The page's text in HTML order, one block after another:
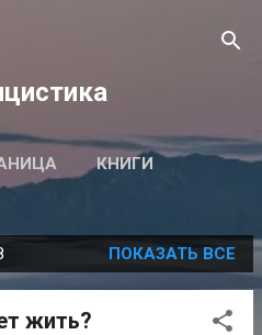
КНИГИ
ПОКАЗАТЬ ВСЕ
жить?